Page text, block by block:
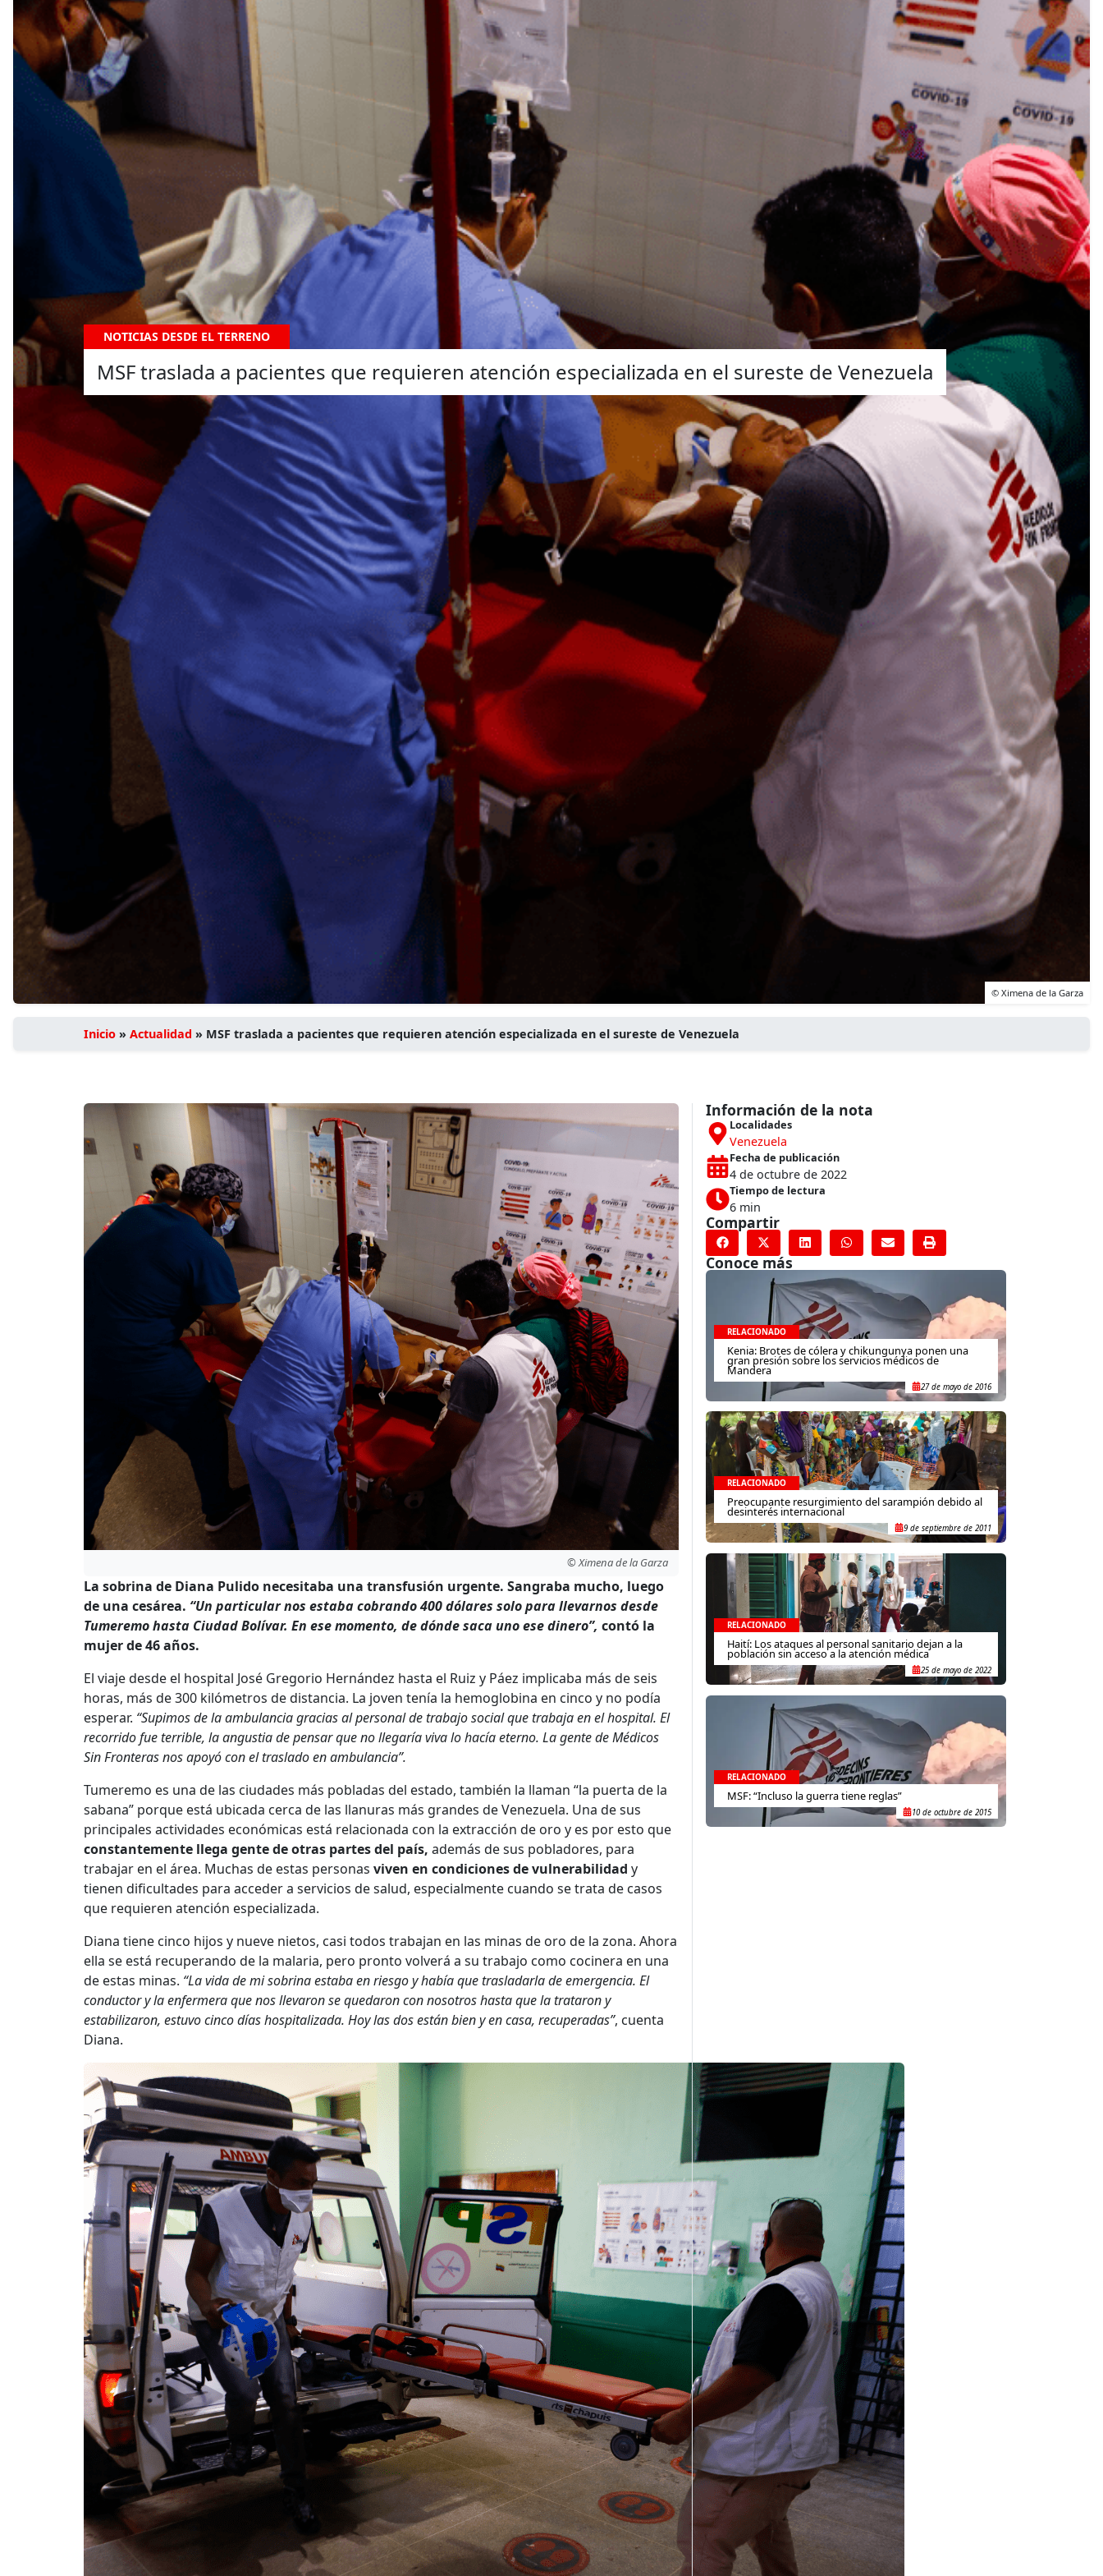
NOTICIAS DESDE EL TERRENO
MSF traslada a pacientes que requieren atención especializada en el sureste de Venezuela
© Ximena de la Garza
Inicio » Actualidad » MSF traslada a pacientes que requieren atención especializada en el sureste de Venezuela
© Ximena de la Garza
La sobrina de Diana Pulido necesitaba una transfusión urgente. Sangraba mucho, luego
de una cesárea. “Un particular nos estaba cobrando 400 dólares solo para llevarnos desde
Tumeremo hasta Ciudad Bolívar. En ese momento, de dónde saca uno ese dinero”, contó la
mujer de 46 años.
El viaje desde el hospital José Gregorio Hernández hasta el Ruiz y Páez implicaba más de seis
horas, más de 300 kilómetros de distancia. La joven tenía la hemoglobina en cinco y no podía
esperar. “Supimos de la ambulancia gracias al personal de trabajo social que trabaja en el hospital. El
recorrido fue terrible, la angustia de pensar que no llegaría viva lo hacía eterno. La gente de Médicos
Sin Fronteras nos apoyó con el traslado en ambulancia”.
Tumeremo es una de las ciudades más pobladas del estado, también la llaman “la puerta de la
sabana” porque está ubicada cerca de las llanuras más grandes de Venezuela. Una de sus
principales actividades económicas está relacionada con la extracción de oro y es por esto que
constantemente llega gente de otras partes del país, además de sus pobladores, para
trabajar en el área. Muchas de estas personas viven en condiciones de vulnerabilidad y
tienen dificultades para acceder a servicios de salud, especialmente cuando se trata de casos
que requieren atención especializada.
Diana tiene cinco hijos y nueve nietos, casi todos trabajan en las minas de oro de la zona. Ahora
ella se está recuperando de la malaria, pero pronto volverá a su trabajo como cocinera en una
de estas minas. “La vida de mi sobrina estaba en riesgo y había que trasladarla de emergencia. El
conductor y la enfermera que nos llevaron se quedaron con nosotros hasta que la trataron y
estabilizaron, estuvo cinco días hospitalizada. Hoy las dos están bien y en casa, recuperadas”, cuenta
Diana.
Información de la nota
Localidades
Venezuela
Fecha de publicación
4 de octubre de 2022
Tiempo de lectura
6 min
Compartir
Conoce más
RELACIONADO
Kenia: Brotes de cólera y chikungunya ponen una
gran presión sobre los servicios médicos de
Mandera
27 de mayo de 2016
RELACIONADO
Preocupante resurgimiento del sarampión debido al
desinterés internacional
9 de septiembre de 2011
RELACIONADO
Haití: Los ataques al personal sanitario dejan a la
población sin acceso a la atención médica
25 de mayo de 2022
RELACIONADO
MSF: “Incluso la guerra tiene reglas”
10 de octubre de 2015